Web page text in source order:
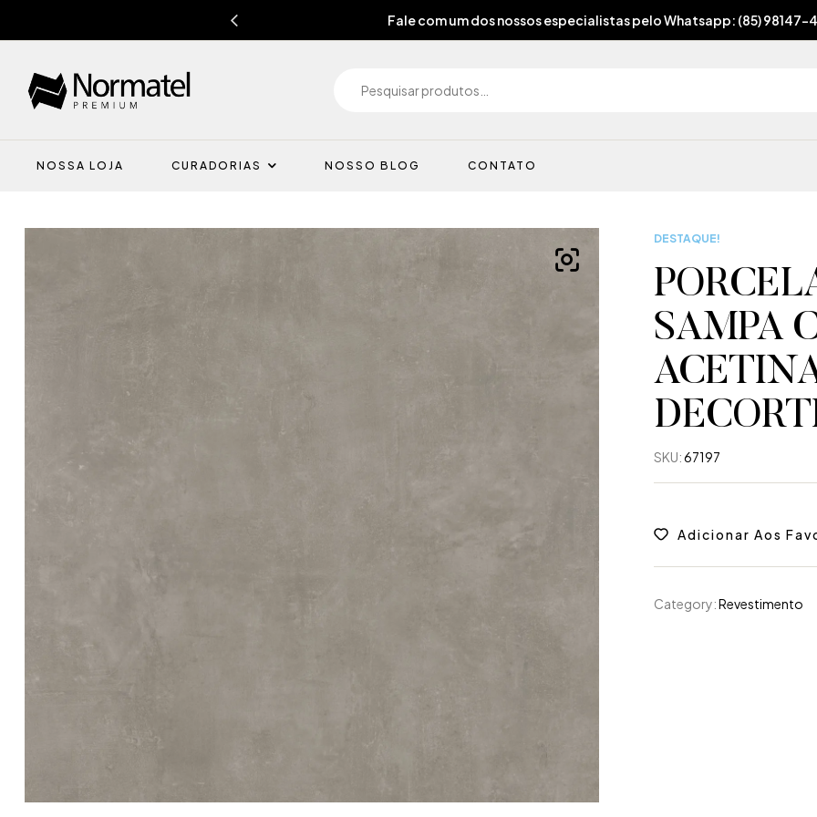
Fale com um dos nossos especialistas pelo Whatsapp: (85) 98147-
NOSSA LOJA CURADORIAS NOSSO BLOG CONTATO
DESTAQUE!
SAMPA
SKU:67197
Adicionar Aos
Category:Revestimento